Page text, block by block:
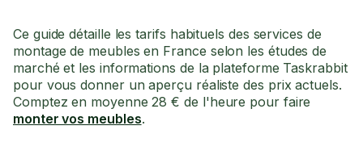
Ce guide détaille les tarifs habituels des services de
montage de meubles en France selon les études de
marché et les informations de la plateforme Taskrabbit
pour vous donner un aperçu réaliste des prix actuels.
Comptez en moyenne 28 € de l'heure pour faire
monter vos meubles.